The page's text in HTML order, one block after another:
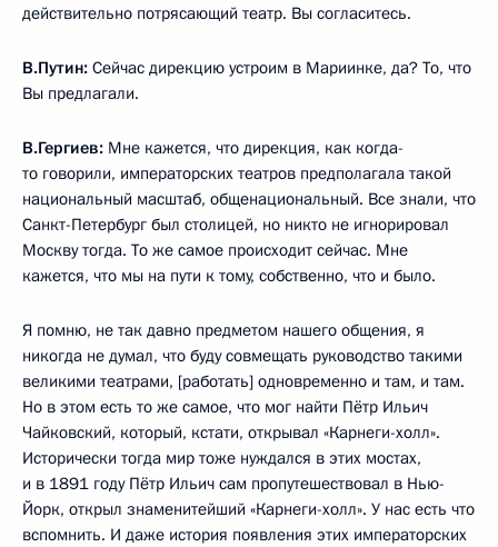
действительно потрясающий театр. Вы согласитесь.
В.Путин: Сейчас дирекцию устроим в Мариинке, да? То, что
Вы предлагали.
В.Гергиев: Мне кажется, что дирекция, как когда-
то говорили, императорских театров предполагала такой
национальный масштаб, общенациональный. Все знали, что
Санкт-Петербург был столицей, но никто не игнорировал
Москву тогда. То же самое происходит сейчас. Мне
кажется, что мы на пути к тому, собственно, что и было.
Я помню, не так давно предметом нашего общения, я
никогда не думал, что буду совмещать руководство такими
великими театрами, [работать] одновременно и там, и там.
Но в этом есть то же самое, что мог найти Пётр Ильич
Чайковский, который, кстати, открывал «Карнеги-холл».
Исторически тогда мир тоже нуждался в этих мостах,
и в 1891 году Пётр Ильич сам пропутешествовал в Нью-
Йорк, открыл знаменитейший «Карнеги-холл». У нас есть что
вспомнить. И даже история появления этих императорских